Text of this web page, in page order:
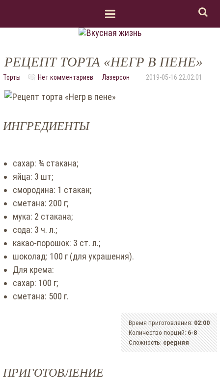
РЕЦЕПТ ТОРТА «НЕГР В ПЕНЕ»
Торты Нет комментариев Лазерсон 2019-05-16 22:02:01
ИНГРЕДИЕНТЫ
сахар: ¾ стакана;
яйца: 3 шт;
смородина: 1 стакан;
сметана: 200 г;
мука: 2 стакана;
сода: 3 ч. л.;
какао-порошок: 3 ст. л.;
шоколад: 100 г (для украшения).
Для крема:
сахар: 100 г;
сметана: 500 г.
Время приготовления:02:00
Количество порций:6-8
Сложность:средняя
ПРИГОТОВЛЕНИЕ